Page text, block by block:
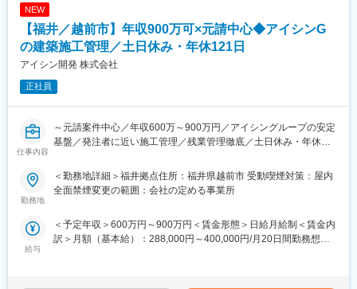
・業務過多にならないよう、組織的に業務を分担
・長時間労働を前提としない案件設計
・プライベートとの両立を意識した働き方が可能
■社風/文化について
技術者一人ひとりの専門性を尊重し、長期的な育成を重視。中途
入社者も多く、施工管理経験者が多数活躍しています。
変更の範囲：会社の定める業務
（1）資料作成・整理
事業に関する各種資料（予算・調査・設計条件・工事発注資料
等）の作成・取りまとめ支援
（2）積算支援
工事予定価格算出のため、現地調査、図面・数量確認、積算資料
作成、システム入力等を支援
（3）工事監督支援
工事図面・施工状況の確認、関係機関との調整資料作成、段階確
認、変更対応、完了検査立会等の支援
・発注者側の立場で事業全体を俯瞰できる
・設計、積算、施工管理経験を幅広く活かせる
＼働き方について／
NEW
【福井／越前市】年収900万可×元請中心◆アイシンG
の建築施工管理／土日休み・年休121日
アイシン開発 株式会社
正社員
仕事内容
～元請案件中心／年収600万～900万円／アイシングループの安定
基盤／発注者に近い施工管理／残業管理徹底／土日休み・年休
可能（定着率95％以上）／働き方改善と収入向上を両立～
■採用背景：
発・ライフサポート事業を展開する当社。
グループ会社を中心に工場・オフィス・福利厚生施設などの建築
勤務地
＜勤務地詳細＞福井拠点住所：福井県越前市 受動喫煙対策：屋内
全面禁煙変更の範囲：会社の定める事業所
給与
＜予定年収＞600万円～900万円＜賃金形態＞日給月給制＜賃金内
訳＞月額（基本給）：288,000円～400,000円/月20日間勤務想定